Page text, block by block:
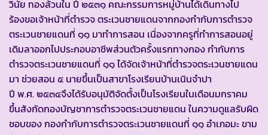
วินัย ทองล้วนใน ปี ๒๕๓๑ คณะกรรมการหมู่บ้านได้เดินทางไป
ร้องขอเจ้าหน้าที่ตำรวจ ตระเวนชายแดนจากกองกำกับการตำรวจ
ตระเวนชายแดนที่ ๑๑ มาทำการสอน เนื่องจากครูที่ทำการสอนอยู่
เดิมลาออกไปประกอบอาชีพส่วนตัวครั้งแรกทางกอง กำกับการ
ตำรวจตระเวนชายแดนที่ ๑๑ ได้จัดเจ้าหน้าที่ตำรวจตระเวนชายแดน
มา ช่วยสอน ๕ นายขึ้นเป็นสาขาโรงเรียนบ้านเนินจำปา
ปี พ.ศ. ๒๕๓๔จึงได้รับอนุมัติจัดตั้งเป็นโรงเรียนในเดือนมกราคม
ขึ้นสังกัดกองบัญชาการตำรวจตระเวนชายแดน ในความดูแลรับผิด
ชอบของ กองกำกับการตำรวจตระเวนชายแดนที่ ๑๑ อำเภอมะ ขาม